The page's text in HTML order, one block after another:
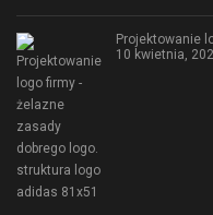
Projektowanie
10 kwietnia,